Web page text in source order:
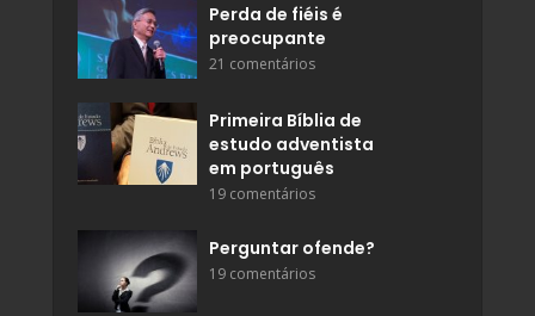
Perda de fiéis é
preocupante
21 comentários
Primeira Bíblia de
estudo adventista
em português
19 comentários
Perguntar ofende?
19 comentários